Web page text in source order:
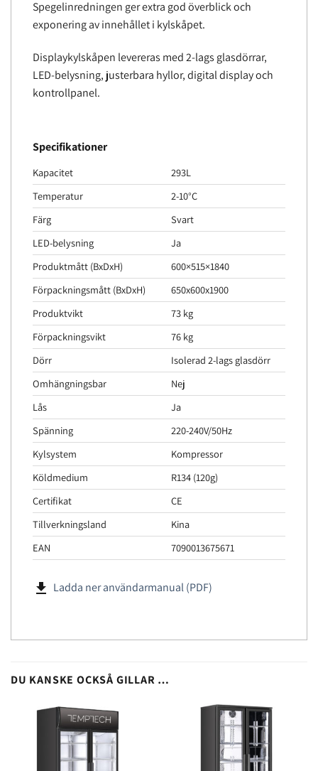
Spegelinredningen ger extra god överblick och
exponering av innehållet i kylskåpet.
Displaykylskåpen levereras med 2-lags glasdörrar,
LED-belysning, justerbara hyllor, digital display och
kontrollpanel.
Specifikationer
Kapacitet
293L
Temperatur
2-10°C
Färg
Svart
LED-belysning
Ja
Produktmått (BxDxH)
600×515×1840
Förpackningsmått (BxDxH)
650x600x1900
Produktvikt
73 kg
Förpackningsvikt
76 kg
Dörr
Isolerad 2-lags glasdörr
Omhängningsbar
Nej
Lås
Ja
Spänning
220-240V/50Hz
Kylsystem
Kompressor
Köldmedium
R134 (120g)
Certifikat
CE
Tillverkningsland
Kina
EAN
7090013675671
file_download Ladda ner användarmanual (PDF)
DU KANSKE OCKSÅ GILLAR …